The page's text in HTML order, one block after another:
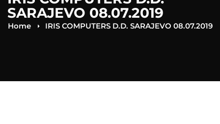
SARAJEVO 08.07.2019
Home IRIS COMPUTERS D.D. SARAJEVO 08.07.2019